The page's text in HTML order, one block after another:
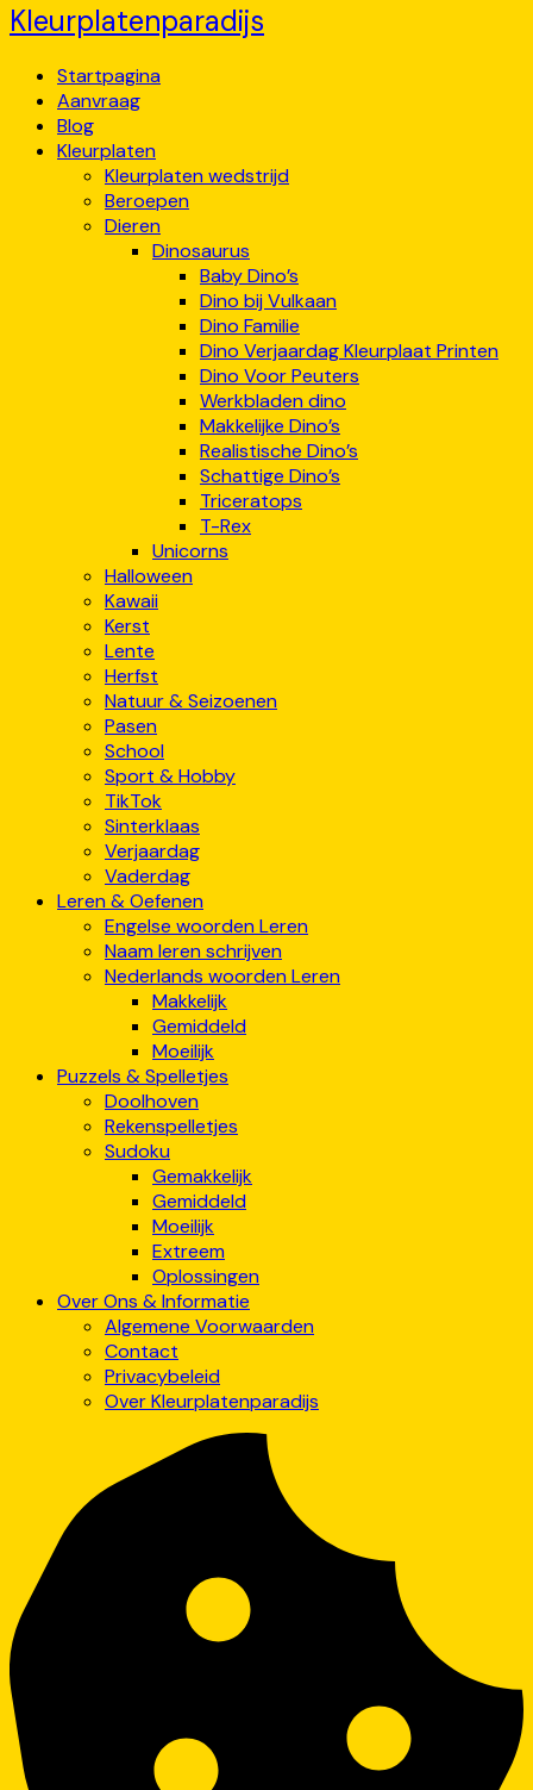
Kleurplatenparadijs
Startpagina
Aanvraag
Blog
Kleurplaten
Kleurplaten wedstrijd
Beroepen
Dieren
Dinosaurus
Baby Dino’s
Dino bij Vulkaan
Dino Familie
Dino Verjaardag Kleurplaat Printen
Dino Voor Peuters
Werkbladen dino
Makkelijke Dino’s
Realistische Dino’s
Schattige Dino’s
Triceratops
T-Rex
Unicorns
Halloween
Kawaii
Kerst
Lente
Herfst
Natuur & Seizoenen
Pasen
School
Sport & Hobby
TikTok
Sinterklaas
Verjaardag
Vaderdag
Leren & Oefenen
Engelse woorden Leren
Naam leren schrijven
Nederlands woorden Leren
Makkelijk
Gemiddeld
Moeilijk
Puzzels & Spelletjes
Doolhoven
Rekenspelletjes
Sudoku
Gemakkelijk
Gemiddeld
Moeilijk
Extreem
Oplossingen
Over Ons & Informatie
Algemene Voorwaarden
Contact
Privacybeleid
Over Kleurplatenparadijs